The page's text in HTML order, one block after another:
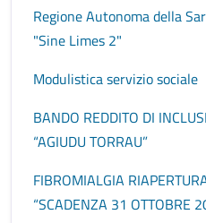
Regione Autonoma della
"Sine Limes 2"
Modulistica servizio sociale
BANDO REDDITO DI
“AGIUDU TORRAU”
FIBROMIALGIA
“SCADENZA 31 OTTOBRE